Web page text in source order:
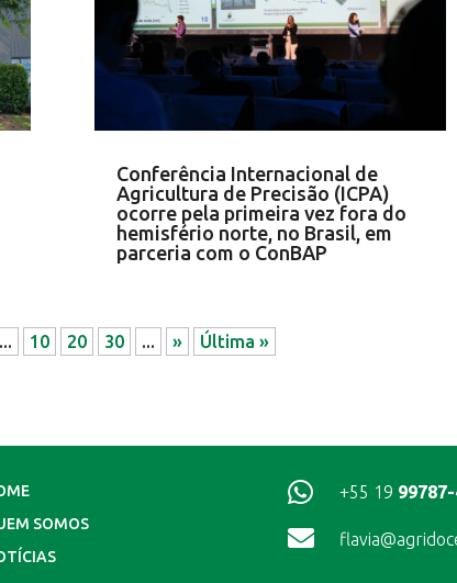
Conferência Internacional de
Agricultura de Precisão (ICPA)
ocorre pela primeira vez fora do
hemisfério norte, no Brasil, em
parceria com o ConBAP
... 10 20 30 ... » Última »
SOMOS
 +55 19
